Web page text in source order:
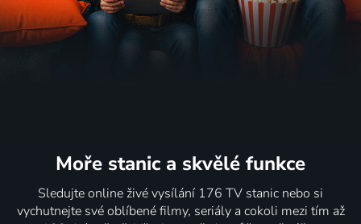
Moře stanic a skvělé funkce
Sledujte online živé vysílání 176 TV stanic nebo si
vychutnejte své oblíbené filmy, seriály a cokoli mezi tím až